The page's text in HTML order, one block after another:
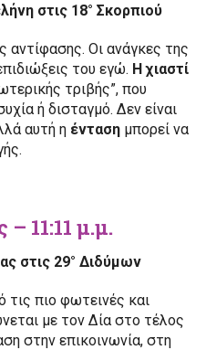
στις 18° Σκορπιού
αντίφασης. Οι ανάγκες της
του εγώ. Η χιαστί
τριβής”, που
ή δισταγμό. Δεν είναι
αυτή η ένταση μπορεί να
11:11 μ.μ.
στις 29° Διδύμων
τις πιο φωτεινές και
με τον Δία στο τέλος
στην επικοινωνία, στη